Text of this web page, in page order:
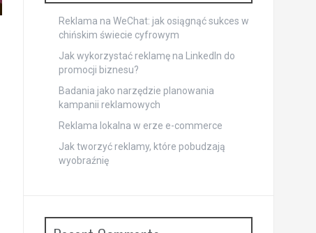
Reklama na WeChat: jak osiągnąć sukces w
chińskim świecie cyfrowym
Jak wykorzystać reklamę na LinkedIn do
promocji biznesu?
Badania jako narzędzie planowania
kampanii reklamowych
Reklama lokalna w erze e-commerce
Jak tworzyć reklamy, które pobudzają
wyobraźnię